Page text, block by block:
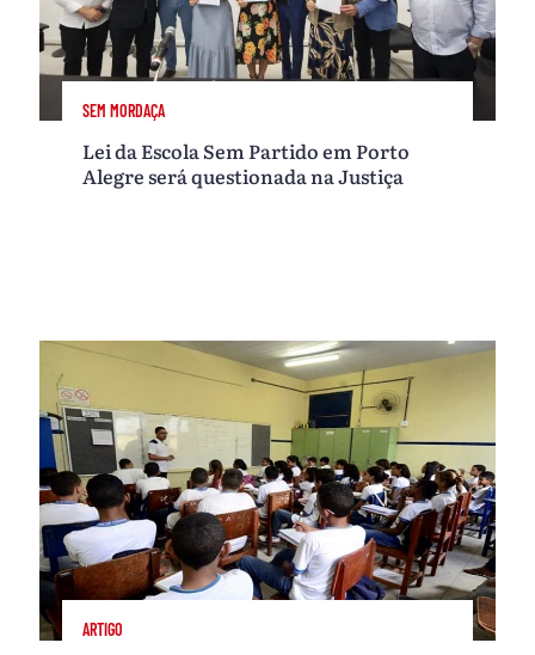
SEM MORDAÇA
Lei da Escola Sem Partido em Porto
Alegre será questionada na Justiça
ARTIGO